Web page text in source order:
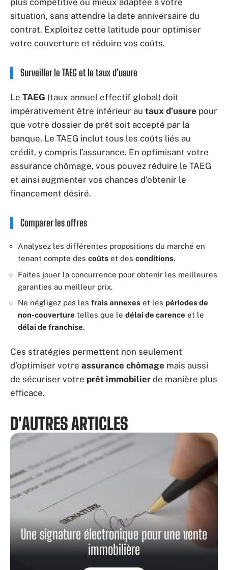
plus compétitive ou mieux adaptée à votre
situation, sans attendre la date anniversaire du
contrat. Exploitez cette latitude pour optimiser
votre couverture et réduire vos coûts.
Surveiller le TAEG et le taux d’usure
Le TAEG (taux annuel effectif global) doit
impérativement être inférieur au taux d’usure pour
que votre dossier de prêt soit accepté par la
banque. Le TAEG inclut tous les coûts liés au
crédit, y compris l’assurance. En optimisant votre
assurance chômage, vous pouvez réduire le TAEG
et ainsi augmenter vos chances d’obtenir le
financement désiré.
Comparer les offres
Analysez les différentes propositions du marché en
tenant compte des coûts et des conditions.
Faites jouer la concurrence pour obtenir les meilleures
garanties au meilleur prix.
Ne négligez pas les frais annexes et les périodes de
non-couverture telles que le délai de carence et le
délai de franchise.
Ces stratégies permettent non seulement
d’optimiser votre assurance chômage mais aussi
de sécuriser votre prêt immobilier de manière plus
efficace.
D'AUTRES ARTICLES
Une signature électronique pour une vente
immobilière